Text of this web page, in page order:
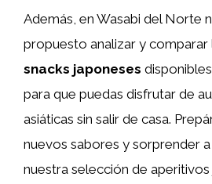
Además, en Wasabi del Norte
propuesto analizar y
snacks japoneses
para que puedas disfrutar de
asiáticas sin salir de casa.
nuevos sabores y sorprender
nuestra selección de